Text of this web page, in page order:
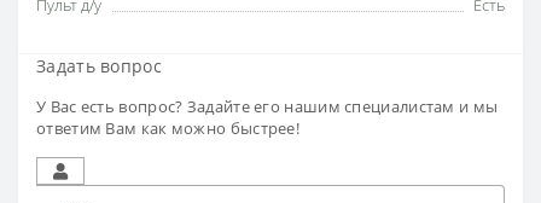
Пульт д/у
Есть
Задать вопрос
У Вас есть вопрос? Задайте его нашим специалистам и мы
ответим Вам как можно быстрее!